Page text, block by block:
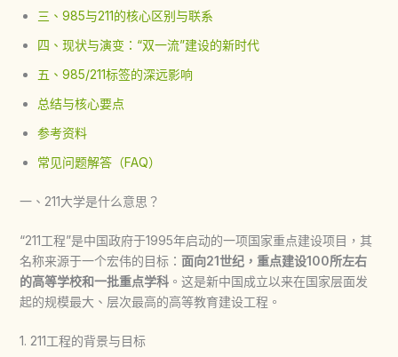
三、985与211的核心区别与联系
四、现状与演变：“双一流”建设的新时代
五、985/211标签的深远影响
总结与核心要点
参考资料
常见问题解答（FAQ）
一、211大学是什么意思？
“211工程”是中国政府于1995年启动的一项国家重点建设项目，其
名称来源于一个宏伟的目标： 面向21世纪，重点建设100所左右
的高等学校和一批重点学科。这是新中国成立以来在国家层面发
起的规模最大、层次最高的高等教育建设工程。
1. 211工程的背景与目标